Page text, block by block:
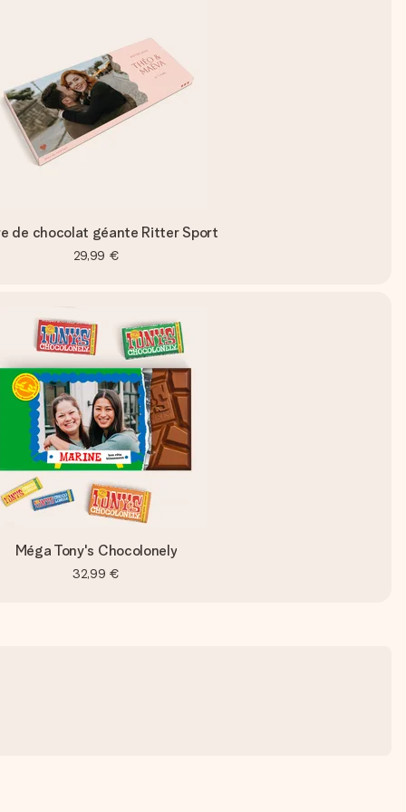
de chocolat géante Ritter Sport
29,99 €
Méga Tony's Chocolonely
32,99 €